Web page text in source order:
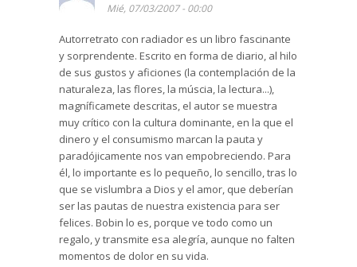
Mié, 07/03/2007 - 00:00
Autorretrato con radiador es un libro fascinante
y sorprendente. Escrito en forma de diario, al hilo
de sus gustos y aficiones (la contemplación de la
naturaleza, las flores, la múscia, la lectura...),
magníficamete descritas, el autor se muestra
muy crítico con la cultura dominante, en la que el
dinero y el consumismo marcan la pauta y
paradójicamente nos van empobreciendo. Para
él, lo importante es lo pequeño, lo sencillo, tras lo
que se vislumbra a Dios y el amor, que deberían
ser las pautas de nuestra existencia para ser
felices. Bobin lo es, porque ve todo como un
regalo, y transmite esa alegría, aunque no falten
momentos de dolor en su vida.